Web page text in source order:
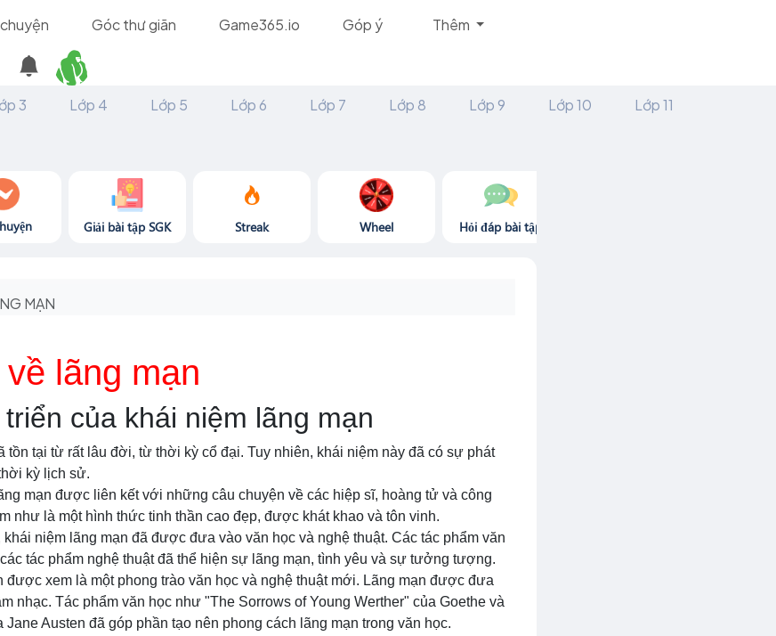
Góc thư giãn Game365.io Góp ý Thêm
3 Lớp 4 Lớp 5 Lớp 6 Lớp 7 Lớp 8 Lớp 9 Lớp 10
Lớp 11
Giải bài tập SGK Streak Wheel Hỏi đáp bài tập
MẠN
lãng mạn
của khái niệm lãng mạn
tồn tại từ rất lâu đời, từ thời kỳ cổ đại. Tuy nhiên, khái niệm này đã có sự phát
kỳ lịch sử.
mạn được liên kết với những câu chuyện về các hiệp sĩ, hoàng tử và công
như là một hình thức tinh thần cao đẹp, được khát khao và tôn vinh.
niệm lãng mạn đã được đưa vào văn học và nghệ thuật. Các tác phẩm văn
tác phẩm nghệ thuật đã thể hiện sự lãng mạn, tình yêu và sự tưởng tượng.
được xem là một phong trào văn học và nghệ thuật mới. Lãng mạn được đưa
nhạc. Tác phẩm văn học như "The Sorrows of Young Werther" của Goethe và
Austen đã góp phần tạo nên phong cách lãng mạn trong văn học.